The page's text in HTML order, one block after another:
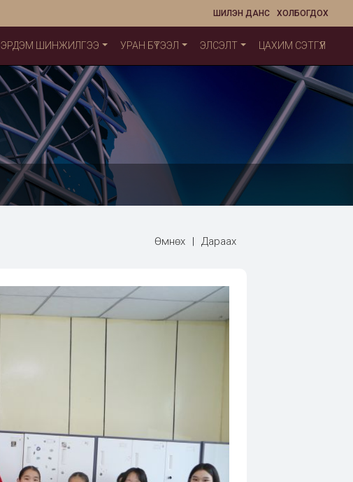
ХОЛБОГДОХ
ШИЛЭН ДАНС
ЭРДЭМ ШИНЖИЛГЭЭ УРАН БҮТЭЭЛ ЭЛСЭЛТ ЦАХИМ СЭТГҮҮЛ
Өмнөх | Дараах